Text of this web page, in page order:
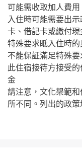
可能需收取加人費
入住時可能需要出
卡、借記卡或繳付
特殊要求眡入住時
不能保証滿足特殊要
此住宿接待方接受
金
請注意，文化槼範
所不同。列出的政策